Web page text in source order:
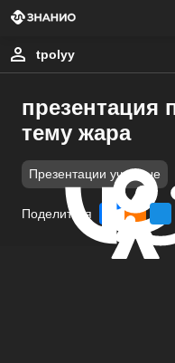
tpolyy
презентация
тему жара
Презентации учебные
Поделиться